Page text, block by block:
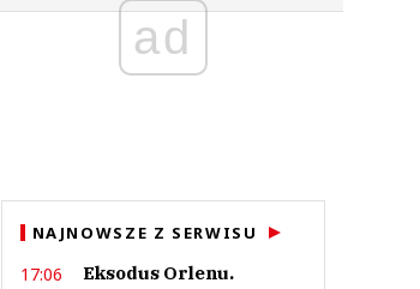
ad
NAJNOWSZE Z SERWISU
17:06
Eksodus Orlenu.